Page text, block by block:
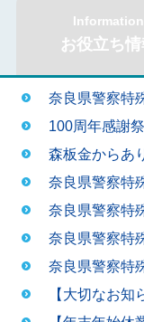
Information
お役立ち情
News
最
新
の
ト
奈良県警察特
100周年感謝
森板金からあ
奈良県警察特
奈良県警察特
奈良県警察特
奈良県警察特
【大切なお知